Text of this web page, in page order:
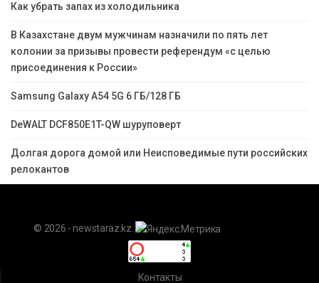
Как убрать запах из холодильника
В Казахстане двум мужчинам назначили по пять лет
колонии за призывы провести референдум «с целью
присоединения к России»
Samsung Galaxy A54 5G 6 ГБ/128 ГБ
DeWALT DCF850E1T-QW шуруповерт
Долгая дорога домой или Неисповедимые пути российских
релокантов
© 2026 - newstaraz.kz.
Контакты